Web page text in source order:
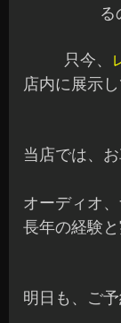
る
只今、
店内に展示
当店では、
オーディオ
長年の経験
明日も、ご